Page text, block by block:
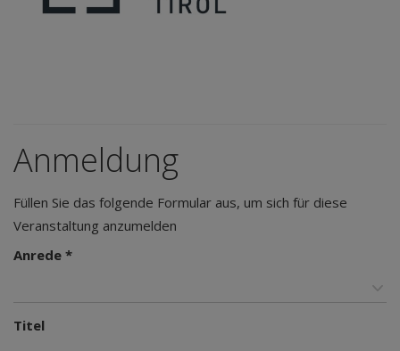
Anmeldung
Füllen Sie das folgende Formular aus, um sich für diese
Veranstaltung anzumelden
Anrede *
Titel